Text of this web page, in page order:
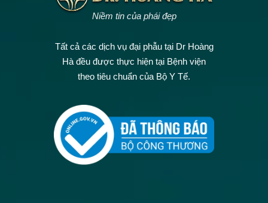
Niềm tin của phái đẹp
Tất cả các dịch vụ đại phẫu tại Dr Hoàng
Hà đều được thực hiện tại Bệnh viện
theo tiêu chuẩn của Bộ Y Tế.